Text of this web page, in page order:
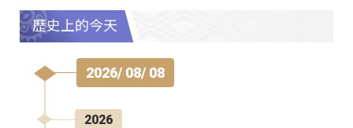
歷史上的今天
2026/ 08/ 08
2026